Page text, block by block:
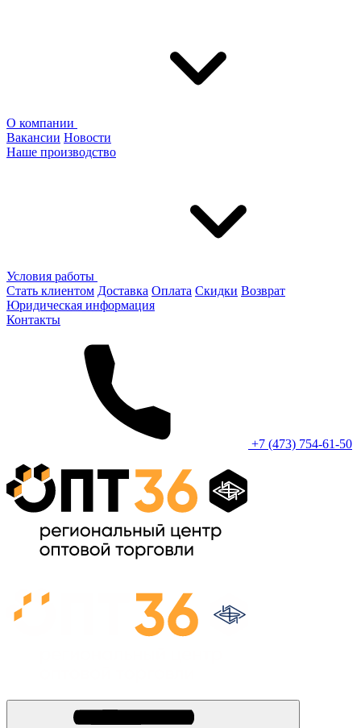
О компании
Вакансии Новости
Наше производство
Условия работы
Стать клиентом Доставка Оплата Скидки Возврат
Юридическая информация
Контакты
+7 (473) 754-61-50